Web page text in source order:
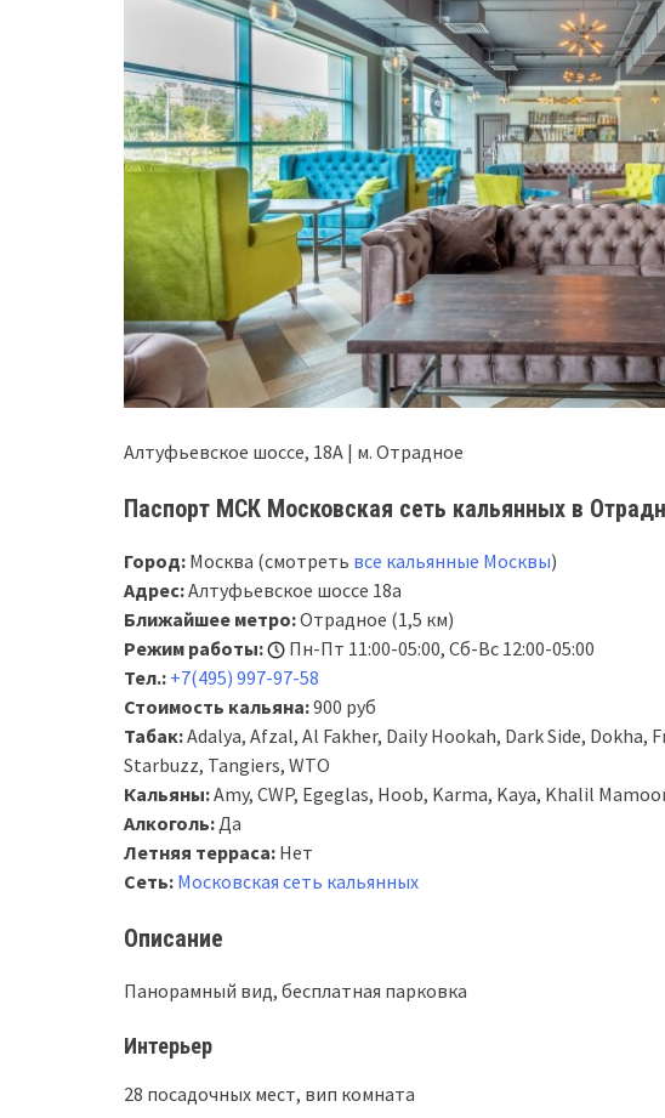
Алтуфьевское шоссе, 18А | м. Отрадное
Паспорт МСК Московская сеть кальянных в
Город: Москва (смотреть все кальянные Москвы)
Адрес:Алтуфьевское шоссе 18а
Ближайшее метро:Отрадное (1,5 км)
Режим работы:
Пн-Пт 11:00-05:00, Сб-Вс 12:00-05:00
Тел.: +7(495) 997-97-58
Стоимость кальяна:900 руб
Табак:Adalya, Afzal, Al Fakher, Daily Hookah, Dark Side,
Starbuzz, Tangiers, WTO
Кальяны:Amy, CWP, Egeglas, Hoob, Karma, Kaya, Khalil
Алкоголь: Да
Летняя терраса: Нет
Сеть: Московская сеть кальянных
Описание
Панорамный вид, бесплатная парковка
Интерьер
28 посадочных мест, вип комната